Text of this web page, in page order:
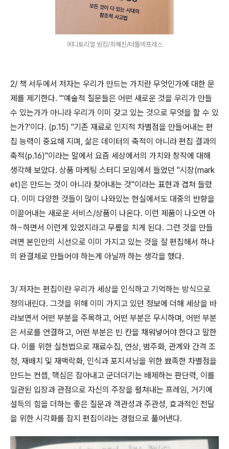
에디토리얼 씽킹/최혜진/터틀넥프레스
2/ 책 서두에서 저자는 우리가 만드는 가치란 무엇인가에 대한 문
제를 제기한다. "'예술적 질문들은 어떤 새로운 것을 우리가 만들
수 있는가가 아니라 우리가 이미 갖고 있는 것으로 무엇을 할 수 있
는가?'이다. (p.15) "기존 재료로 인지적 차별점을 만들어내는 편
집 능력이 중요해 지며, 삶은 데이터의 축적이 아니라 편집 결과의
축적(p.16)"이라는 말에서 요즘 세상에서의 가치와 창작에 대해
생각해 보았다. 상품 마케팅 스터디 모임에서 들었던 "시장(mark
et)은 만드는 것이 아니라 찾아내는 것"이라는 표현과 겹쳐 들렸
다. 이미 다양한 것들이 많이 나와있는 현실에서도 대중의 반향을
이끌어내는 새로운 서비스/상품이 나온다. 이런 제품이 나오면 아
하~하면서 이런게 있었지라고 무릎을 치게 된다. 그런 것을 만들
려면 본인만의 시선으로 이미 가지고 있는 것을 잘 편집해서 하나
의 완결체로 만들어야 하는게 아닐까 하는 생각을 했다.
3/ 저자는 편집이란 우리가 세상을 인식하고 기억하는 방식으로
정의내린다. 그것을 위해 이미 가지고 있던 정보에 더해 세상을 바
라보면서 어떤 부분을 주목하고, 어떤 부분은 무시하며, 어떤 부분
은 서로를 연결하고, 어떤 부분은 빈 칸을 채워넣어야 한다고 말한
다. 이를 위한 실천법으로 재료수집, 연상, 범주화, 관계와 간격 조
정, 재배치 및 재맥락화, 인식과 포지셔닝을 위한 뾰족한 차별점을
만드는 컨셉, 핵심은 잡아내고 군더더기는 배제하는 판단력, 이를
일관된 입장과 관점으로 자신의 주장을 펼쳐내는 프레임, 거기에
설득의 힘을 더하는 좋은 질문과 객관성과 주관성, 효과적인 전달
을 위한 시각화를 잡지 편집이라는 경험으로 풀어낸다.